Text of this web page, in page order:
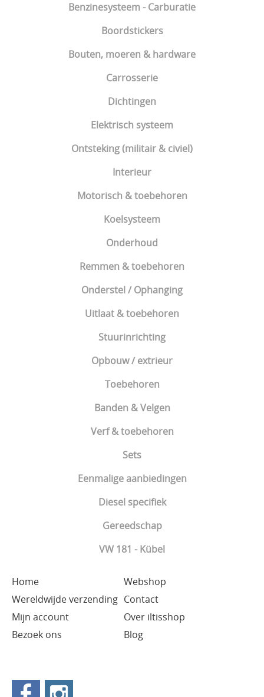
Benzinesysteem - Carburatie
Boordstickers
Bouten, moeren & hardware
Carrosserie
Dichtingen
Elektrisch systeem
Ontsteking (militair & civiel)
Interieur
Motorisch & toebehoren
Koelsysteem
Onderhoud
Remmen & toebehoren
Onderstel / Ophanging
Uitlaat & toebehoren
Stuurinrichting
Opbouw / extrieur
Toebehoren
Banden & Velgen
Verf & toebehoren
Sets
Eenmalige aanbiedingen
Diesel specifiek
Gereedschap
VW 181 - Kübel
Home
Webshop
Wereldwijde verzending Contact
Mijn account
Over iltisshop
Bezoek ons
Blog